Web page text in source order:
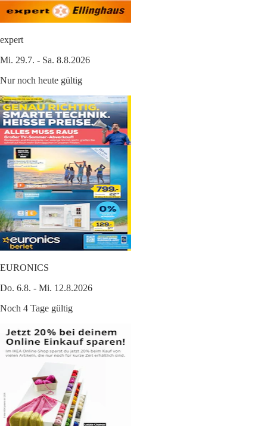
expert
Mi. 29.7. - Sa. 8.8.2026
Nur noch heute gültig
EURONICS
Do. 6.8. - Mi. 12.8.2026
Noch 4 Tage gültig